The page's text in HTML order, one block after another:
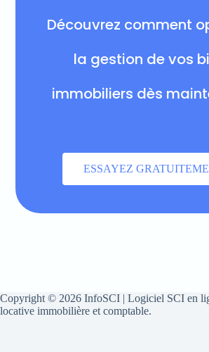
Découvrez comment
la gestion de vos
immobiliers dès
ESSAYEZ
Copyright © 2026 InfoSCI | Logiciel SCI en
locative immobilière et comptable.